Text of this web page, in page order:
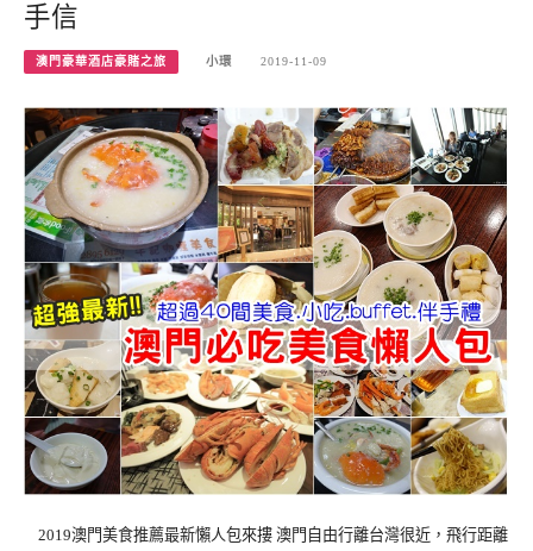
手信
澳門豪華酒店豪賭之旅 小環 2019-11-09
2019澳門美食推薦最新懶人包來摟 澳門自由行離台灣很近，飛行距離